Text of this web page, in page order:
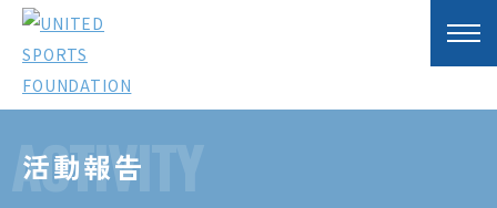
ACTIVITY
活動報告